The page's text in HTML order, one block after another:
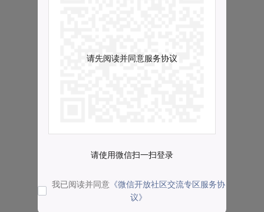
请先阅读并同意服务协议
请使用微信扫一扫登录
我已阅读并同意 《微信开放社区交流专区服务协
议》